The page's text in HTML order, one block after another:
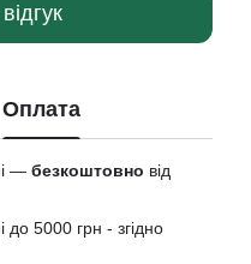
Оплата
— безкоштовно від
5000 грн - згідно